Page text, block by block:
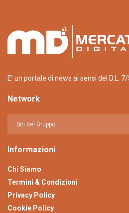
E’ un portale di news ai sensi del D.L.
Network
Informazioni
Chi Siamo
Termini & Condizioni
Privacy Policy
Cookie Policy